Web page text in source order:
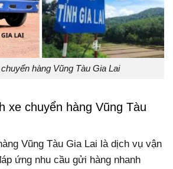
hàng Vũng Tàu Gia Lai
xe chuyển hàng Vũng Tàu
Vũng Tàu Gia Lai là dịch vụ vận
ứng nhu cầu gửi hàng nhanh